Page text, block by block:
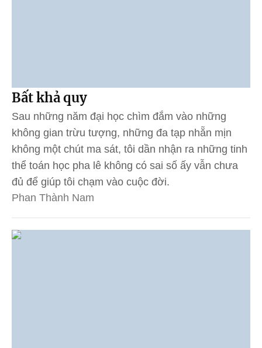
Bất khả quy
Sau những năm đại học chìm đắm vào những
không gian trừu tượng, những đa tạp nhẵn mịn
không một chút ma sát, tôi dần nhận ra những tinh
thể toán học pha lê không có sai số ấy vẫn chưa
đủ để giúp tôi chạm vào cuộc đời.
Phan Thành Nam